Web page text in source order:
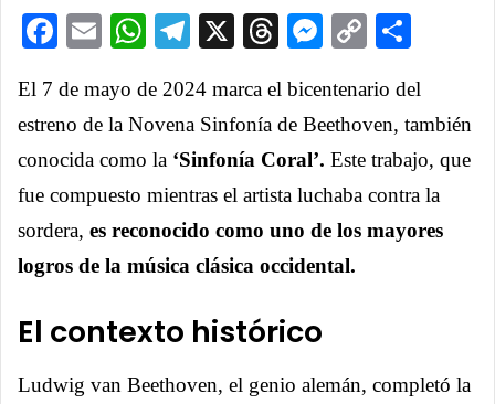
Facebook
EmailWhatsApp
Telegram
X ThreadsCopy
El 7 de mayo de 2024 marca el bicentenario del
estreno de la Novena Sinfonía de Beethoven, también
conocida como la ‘Sinfonía Coral’. Este trabajo, que
fue compuesto mientras el artista luchaba contra la
sordera, es reconocido como uno de los mayores
logros de la música clásica occidental.
El contexto histórico
Ludwig van Beethoven, el genio alemán, completó la